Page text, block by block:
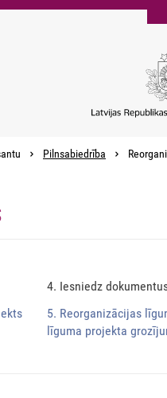
Pilnsabiedrība
4. Iesniedz
5. Reorganizācijas
līguma projekta